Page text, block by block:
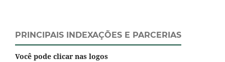
PRINCIPAIS INDEXAÇÕES E PARCERIAS
Você pode clicar nas logos